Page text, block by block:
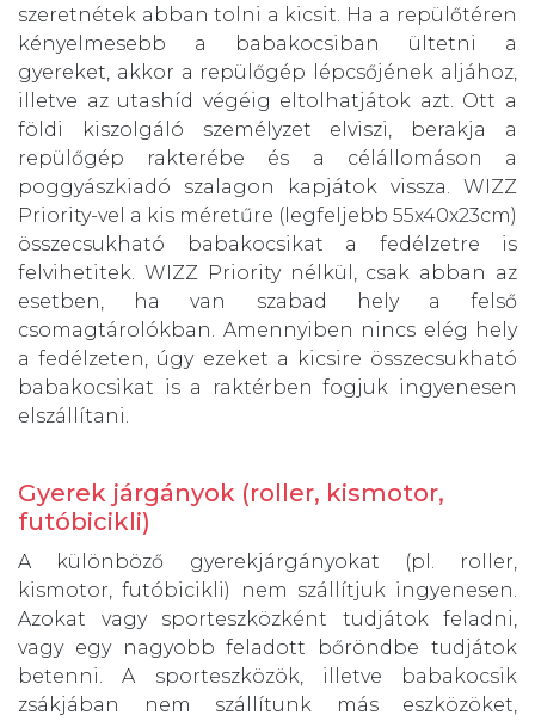
szeretnétek abban tolni a kicsit. Ha a repülőtéren
kényelmesebb a babakocsiban ültetni a
gyereket, akkor a repülőgép lépcsőjének aljához,
illetve az utashíd végéig eltolhatjátok azt. Ott a
földi kiszolgáló személyzet elviszi, berakja a
repülőgép rakterébe és a célállomáson a
poggyászkiadó szalagon kapjátok vissza. WIZZ
Priority-vel a kis méretűre (legfeljebb 55x40x23cm)
összecsukható babakocsikat a fedélzetre is
felvihetitek. WIZZ Priority nélkül, csak abban az
esetben, ha van szabad hely a felső
csomagtárolókban. Amennyiben nincs elég hely
a fedélzeten, úgy ezeket a kicsire összecsukható
babakocsikat is a raktérben fogjuk ingyenesen
elszállítani.
Gyerek járgányok (roller, kismotor,
futóbicikli)
A különböző gyerekjárgányokat (pl. roller,
kismotor, futóbicikli) nem szállítjuk ingyenesen.
Azokat vagy sporteszközként tudjátok feladni,
vagy egy nagyobb feladott bőröndbe tudjátok
betenni. A sporteszközök, illetve babakocsik
zsákjában nem szállítunk más eszközöket,